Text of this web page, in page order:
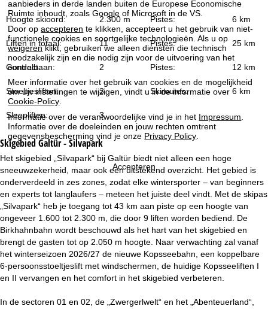
aanbieders in derde landen buiten de Europese Economische
Ruimte inhoudt, zoals Google of Microsoft in de VS.
Door opaccepteren te klikken, accepteert u het gebruik van niet-
functionele cookies en soortgelijke technologieën. Als u op
weigerenklikt, gebruiken we alleen diensten die technisch
noodzakelijk zijn en die nodig zijn voor de uitvoering van het
contract.
Meer informatie over het gebruik van cookies en de mogelijkheid
om uw instellingen te wijzigen, vindt u in de informatie over
Cookie-Policy
Informatie over de verantwoordelijke vind je in het Impressum
Informatie over de doeleinden en jouw rechten omtrent
gegevensbescherming vind je onze Privacy Policy
Accepteren
a
g
n
a
Hoogte skioord: 2.300 m Pistes: 6 km
Liften in totaal: 11 Pistes: 25 km
Gondelbaan: 2 Pistes: 12 km
Stoeltjesliften: 3 Skiroutes: 6 km
Sleepliften: 3
SkigebiedGaltür - Silvapark
Het skigebied „Silvapark“ bij Galtür biedt niet alleen een hoge
sneeuwzekerheid, maar ook een uitstekend overzicht. Het gebied is
onderverdeeld in zes zones, zodat elke wintersporter – van beginners
en experts tot langlaufers – meteen het juiste deel vindt. Met de skipas
„Silvapark“ heb je toegang tot 43 km aan piste op een hoogte van
ongeveer 1.600 tot 2.300 m, die door 9 liften worden bediend. De
Birkhahnbahn wordt beschouwd als het hart van het skigebied en
brengt de gasten tot op 2.050 m hoogte. Naar verwachting zal vanaf
het winterseizoen 2026/27 de nieuwe Kopsseebahn, een koppelbare
6-persoonsstoeltjeslift met windschermen, de huidige Kopsseeliften I
en II vervangen en het comfort in het skigebied verbeteren.
In de sectoren 01 en 02, de „Zwergerlwelt“ en het „Abenteuerland“,